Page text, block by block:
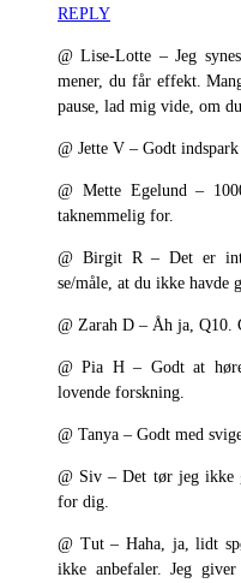
REPLY
@ Lise-Lotte – Jeg
mener, du får effekt.
pause, lad mig vide, om
@ Jette V – Godt
@ Mette Egelund –
taknemmelig for.
@ Birgit R – Det er
se/måle, at du ikke havde
@ Zarah D – Åh ja, Q10.
@ Pia H – Godt at
lovende forskning.
@ Tanya – Godt med
@ Siv – Det tør jeg ikke
for dig.
@ Tut – Haha, ja, lidt
ikke anbefaler. Jeg